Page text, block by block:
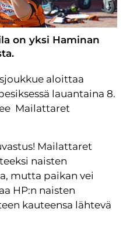
on yksi Haminan
aloittaa
lauantaina 8.
Mailattaret
Mailattaret
naisten
mutta paikan vei
HP:n naisten
kauteensa lähtevä